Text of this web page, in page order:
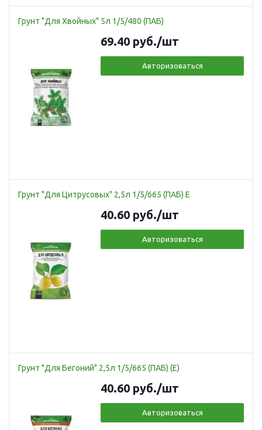
Грунт "Для Хвойных" 5л 1/5/480 (ПАБ)
69.40 руб./шт
Авторизоваться
Грунт "Для Цитрусовых" 2,5л 1/5/665 (ПАБ) Е
40.60 руб./шт
Авторизоваться
Грунт "Для Бегоний" 2,5л 1/5/665 (ПАБ) (Е)
40.60 руб./шт
Авторизоваться